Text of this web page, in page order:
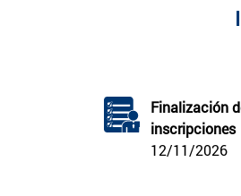
Finalización
inscripciones
12/11/2026